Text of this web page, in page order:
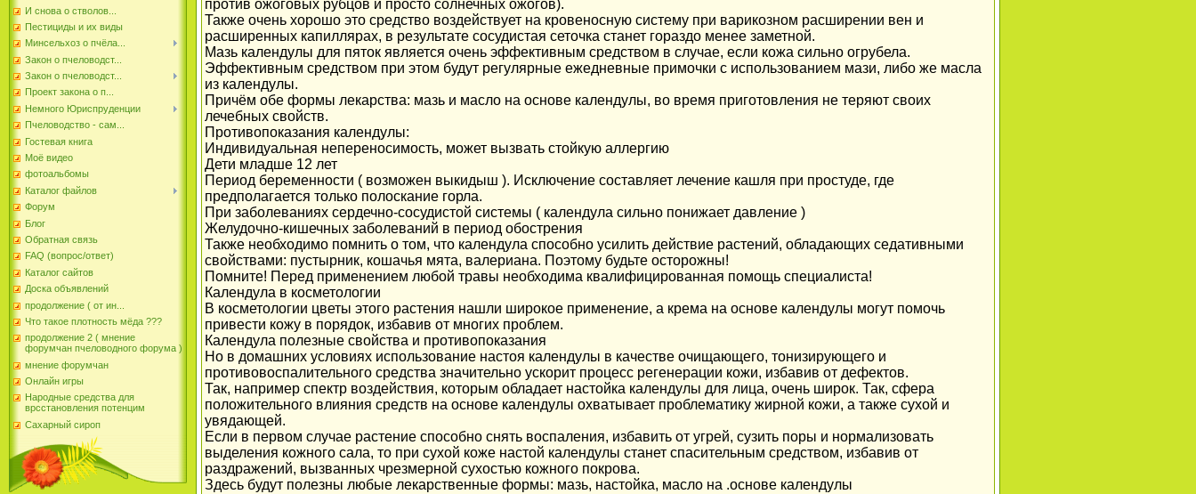
И снова о стволов...
Пестициды и их виды
Минсельхоз о пчёла...
Закон о пчеловодст...
Закон о пчеловодст...
Проект закона о п...
Немного Юриспруденции
Пчеловодство - сам...
Гостевая книга
Моё видео
фотоальбомы
Каталог файлов
Форум
Блог
Обратная связь
FAQ (вопрос/ответ)
Каталог сайтов
Доска объявлений
продолжение ( от ин...
Что такое плотность мёда ???
продолжение 2 ( мнение
форумчан пчеловодного форума )
мнение форумчан
Онлайн игры
Народные средства для
врсстановления потенцим
Сахарный сироп
против ожоговых рубцов и просто солнечных ожогов).
Также очень хорошо это средство воздействует на кровеносную систему при варикозном расширении вен и
расширенных капиллярах, в результате сосудистая сеточка станет гораздо менее заметной.
Мазь календулы для пяток является очень эффективным средством в случае, если кожа сильно огрубела.
Эффективным средством при этом будут регулярные ежедневные примочки с использованием мази, либо же масла
из календулы.
Причём обе формы лекарства: мазь и масло на основе календулы, во время приготовления не теряют своих
лечебных свойств.
Противопоказания календулы:
Индивидуальная непереносимость, может вызвать стойкую аллергию
Дети младше 12 лет
Период беременности ( возможен выкидыш ). Исключение составляет лечение кашля при простуде, где
предполагается только полоскание горла.
При заболеваниях сердечно-сосудистой системы ( календула сильно понижает давление )
Желудочно-кишечных заболеваний в период обострения
Также необходимо помнить о том, что календула способно усилить действие растений, обладающих седативными
свойствами: пустырник, кошачья мята, валериана. Поэтому будьте осторожны!
Помните! Перед применением любой травы необходима квалифицированная помощь специалиста!
Календула в косметологии
В косметологии цветы этого растения нашли широкое применение, а крема на основе календулы могут помочь
привести кожу в порядок, избавив от многих проблем.
Календула полезные свойства и противопоказания
Но в домашних условиях использование настоя календулы в качестве очищающего, тонизирующего и
противовоспалительного средства значительно ускорит процесс регенерации кожи, избавив от дефектов.
Так, например спектр воздействия, которым обладает настойка календулы для лица, очень широк. Так, сфера
положительного влияния средств на основе календулы охватывает проблематику жирной кожи, а также сухой и
увядающей.
Если в первом случае растение способно снять воспаления, избавить от угрей, сузить поры и нормализовать
выделения кожного сала, то при сухой коже настой календулы станет спасительным средством, избавив от
раздражений, вызванных чрезмерной сухостью кожного покрова.
Здесь будут полезны любые лекарственные формы: мазь, настойка, масло на .основе календулы